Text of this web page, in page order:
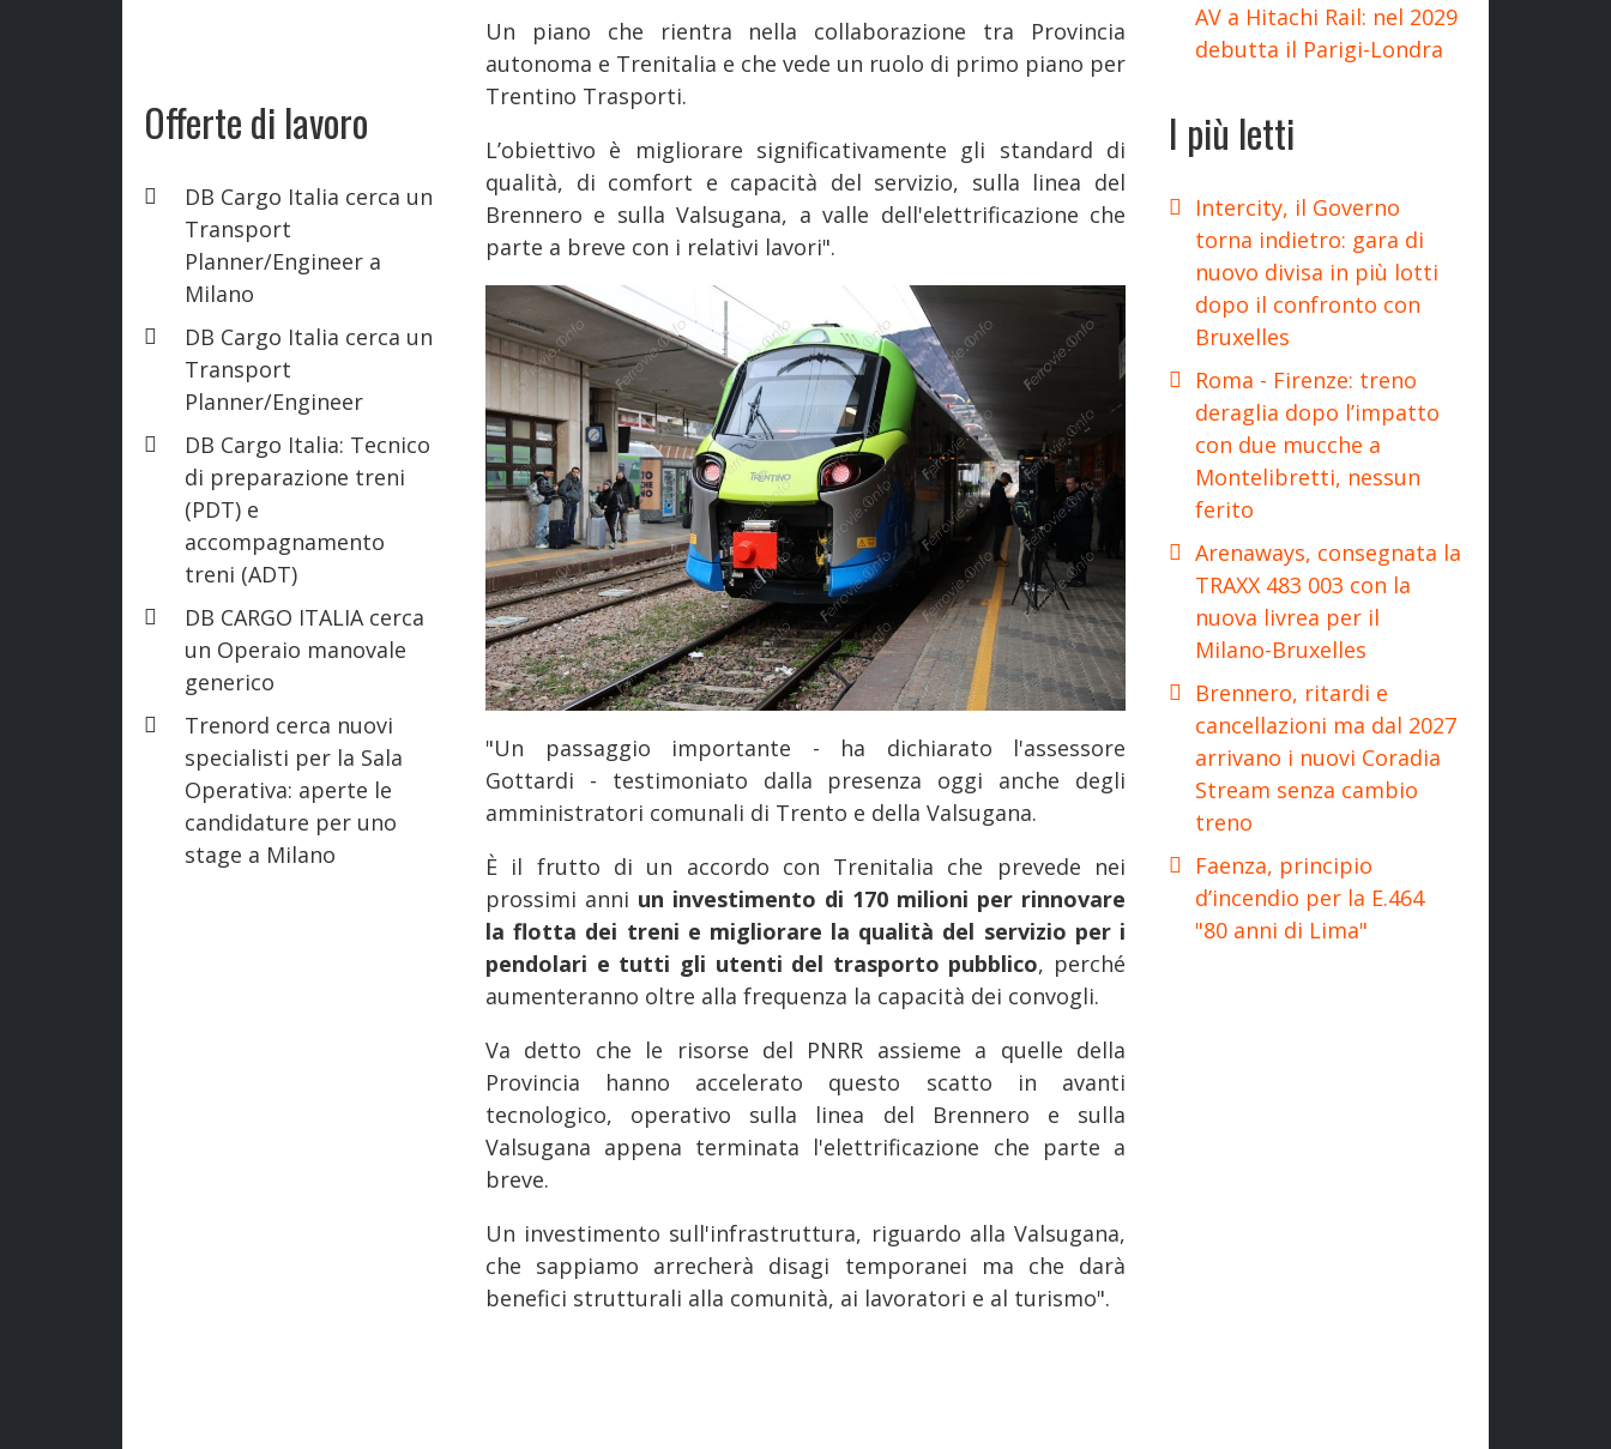
Offerte di lavoro
DB Cargo Italia cerca un
Transport
Planner/Engineer a
Milano
DB Cargo Italia cerca un
Transport
Planner/Engineer
DB Cargo Italia: Tecnico
di preparazione treni
(PDT) e
accompagnamento
treni (ADT)
DB CARGO ITALIA cerca
un Operaio manovale
generico
Trenord cerca nuovi
specialisti per la Sala
Operativa: aperte le
candidature per uno
stage a Milano
Un piano che rientra nella collaborazione tra Provincia
autonoma e Trenitalia e che vede un ruolo di primo piano per
Trentino Trasporti.
L’obiettivo è migliorare significativamente gli standard di
qualità, di comfort e capacità del servizio, sulla linea del
Brennero e sulla Valsugana, a valle dell'elettrificazione che
parte a breve con i relativi lavori".
"Un passaggio importante - ha dichiarato l'assessore
Gottardi - testimoniato dalla presenza oggi anche degli
amministratori comunali di Trento e della Valsugana.
È il frutto di un accordo con Trenitalia che prevede nei
prossimi anni un investimento di 170 milioni per rinnovare
la flotta dei treni e migliorare la qualità del servizio per i
pendolari e tutti gli utenti del trasporto pubblico, perché
aumenteranno oltre alla frequenza la capacità dei convogli.
Va detto che le risorse del PNRR assieme a quelle della
Provincia hanno accelerato questo scatto in avanti
tecnologico, operativo sulla linea del Brennero e sulla
Valsugana appena terminata l'elettrificazione che parte a
breve.
Un investimento sull'infrastruttura, riguardo alla Valsugana,
che sappiamo arrecherà disagi temporanei ma che darà
benefici strutturali alla comunità, ai lavoratori e al turismo".
AV a Hitachi Rail: nel 2029
debutta il Parigi-Londra
I più letti
Intercity, il Governo
torna indietro: gara di
nuovo divisa in più lotti
dopo il confronto con
Bruxelles
Roma - Firenze: treno
deraglia dopo l’impatto
con due mucche a
Montelibretti, nessun
ferito
Arenaways, consegnata la
TRAXX 483 003 con la
nuova livrea per il
Milano-Bruxelles
Brennero, ritardi e
cancellazioni ma dal 2027
arrivano i nuovi Coradia
Stream senza cambio
treno
Faenza, principio
d’incendio per la E.464
"80 anni di Lima"